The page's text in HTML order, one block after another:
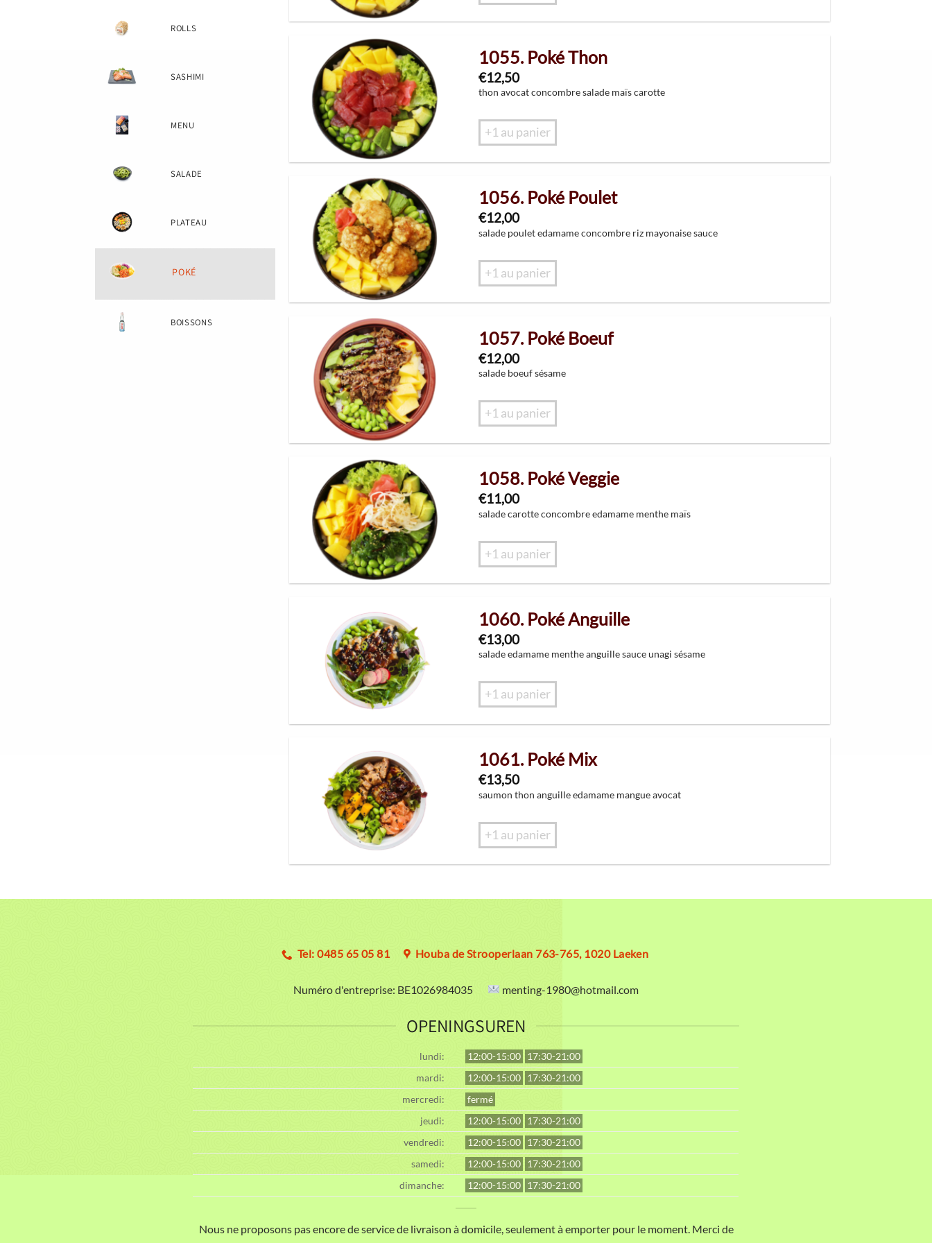
ROLLS
SASHIMI
MENU
SALADE
PLATEAU
POKÉ
BOISSONS
1055. Poké Thon
€12,50
thon avocat concombre salade maïs carotte
+1 au panier
1056. Poké Poulet
€12,00
salade poulet edamame concombre riz mayonaise sauce
+1 au panier
1057. Poké Boeuf
€12,00
salade boeuf sésame
+1 au panier
1058. Poké Veggie
€11,00
salade carotte concombre edamame menthe maïs
+1 au panier
1060. Poké Anguille
€13,00
salade edamame menthe anguille sauce unagi sésame
+1 au panier
1061. Poké Mix
€13,50
saumon thon anguille edamame mangue avocat
+1 au panier
Tel: 0485 65 05 81 Houba de Strooperlaan 763-765, 1020 Laeken
Numéro d'entreprise: BE1026984035 menting-1980@hotmail.com
OPENINGSUREN
lundi: 12:00-15:00 17:30-21:00
mardi:
12:00-15:00 17:30-21:00
mercredi:
fermé
jeudi:
12:00-15:00 17:30-21:00
vendredi:
12:00-15:00 17:30-21:00
samedi:
12:00-15:00 17:30-21:00
dimanche:
12:00-15:00 17:30-21:00
Nous ne proposons pas encore de service de livraison à domicile, seulement à emporter pour le moment. Merci de